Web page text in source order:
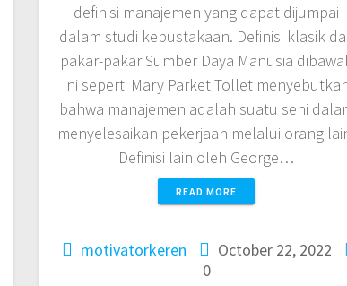
definisi manajemen yang dapat dijumpai
dalam studi kepustakaan. Definisi klasik
pakar-pakar Sumber Daya Manusia
ini seperti Mary Parket Tollet
bahwa manajemen adalah suatu seni
menyelesaikan pekerjaan melalui orang
Definisi lain oleh George…
READ MORE
motivatorkeren
October 22, 2022
0